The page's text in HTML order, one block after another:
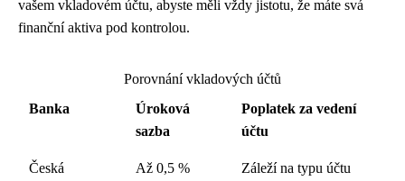
vašem vkladovém účtu, abyste měli vždy jistotu, že máte svá
finanční aktiva pod kontrolou.
Porovnání vkladových účtů
Banka
Úroková
sazba
Poplatek za vedení
účtu
Česká
Až 0,5 % Záleží na typu účtu